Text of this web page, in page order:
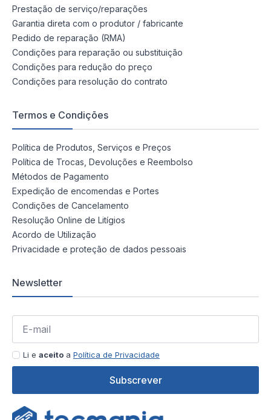
Prestação de serviço/reparações
Garantia direta com o produtor / fabricante
Pedido de reparação (RMA)
Condições para reparação ou substituição
Condições para redução do preço
Condições para resolução do contrato
Termos e Condições
Política de Produtos, Serviços e Preços
Política de Trocas, Devoluções e Reembolso
Métodos de Pagamento
Expedição de encomendas e Portes
Condições de Cancelamento
Resolução Online de Litígios
Acordo de Utilização
Privacidade e proteção de dados pessoais
Newsletter
Li e aceito a Política de Privacidade
Subscrever